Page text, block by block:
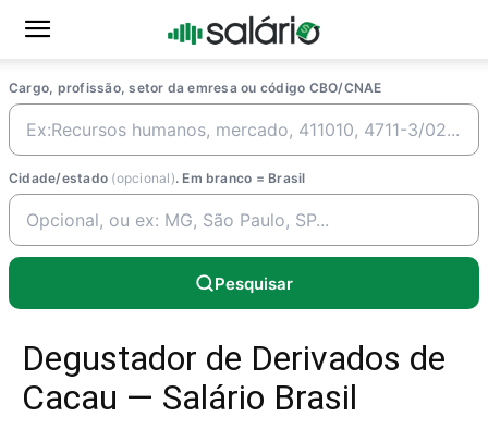
Cargo, profissão, setor da emresa ou código CBO/CNAE
Cidade/estado (opcional). Em branco = Brasil
Pesquisar
Degustador de Derivados de
Cacau — Salário Brasil